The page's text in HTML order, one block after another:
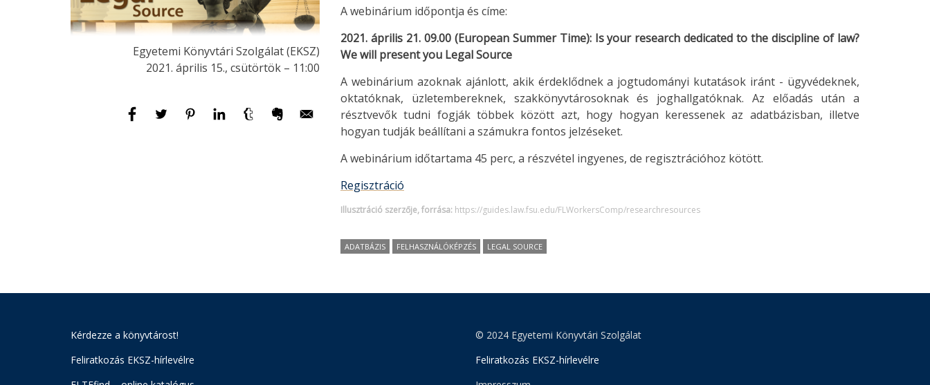
Egyetemi Könyvtári Szolgálat (EKSZ)
2021. április 15., csütörtök – 11:00
A webinárium időpontja és címe:
2021. április 21. 09.00 (European Summer Time): Is your research dedicated to the discipline of law?
We will present you Legal Source
A webinárium azoknak ajánlott, akik érdeklődnek a jogtudományi kutatások iránt - ügyvédeknek,
oktatóknak, üzletembereknek, szakkönyvtárosoknak és joghallgatóknak. Az előadás után a
résztvevők tudni fogják többek között azt, hogy hogyan keressenek az adatbázisban, illetve
hogyan tudják beállítani a számukra fontos jelzéseket.
A webinárium időtartama 45 perc, a részvétel ingyenes, de regisztrációhoz kötött.
Regisztráció
Illusztráció szerzője, forrása: https://guides.law.fsu.edu/FLWorkersComp/researchresources
ADATBÁZIS FELHASZNÁLÓKÉPZÉS LEGAL SOURCE
Kérdezze a könyvtárost!
Feliratkozás EKSZ-hírlevélre
© 2024 Egyetemi Könyvtári Szolgálat
Feliratkozás EKSZ-hírlevélre